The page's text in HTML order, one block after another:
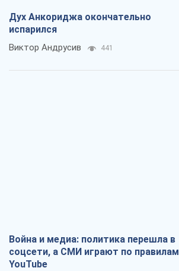
Дух Анкориджа окончательно
испарился
Виктор Андрусив 441
Война и медиа: политика перешла в
соцсети, а СМИ играют по правилам
YouTube